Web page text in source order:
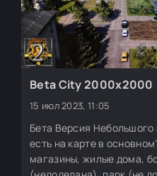
Beta City 2000x2000
15 июл 2023, 11:05
Бета Версия Небольшого
есть на карте в
магазины, жилые дома,